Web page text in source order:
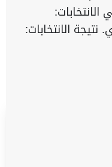
في الانتخابات:
نتيجة الانتخابات: